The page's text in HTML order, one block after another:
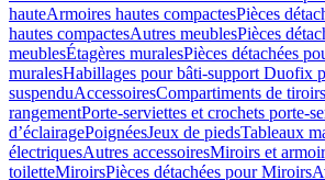
hauteArmoires hautes compactesPièces
hautes compactesAutres meublesPièces
meublesÉtagères muralesPièces détachées
muralesHabillages pour bâti-support Duofix
suspenduAccessoiresCompartiments de
rangementPorte-serviettes et crochets porte-
d’éclairagePoignéesJeux de piedsTableaux
électriquesAutres accessoiresMiroirs et
toiletteMiroirsPièces détachées pour Miroirs